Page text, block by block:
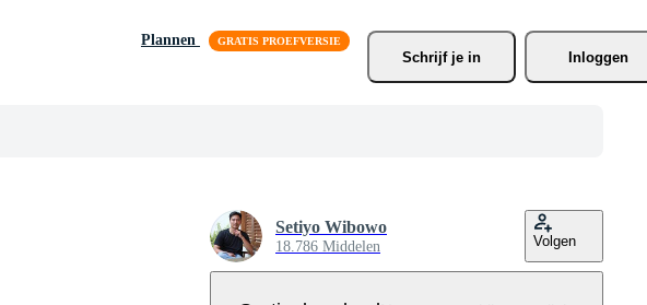
Plannen
Schrijf je in Inloggen
Setiyo Wibowo
18.786 Middelen Volgen